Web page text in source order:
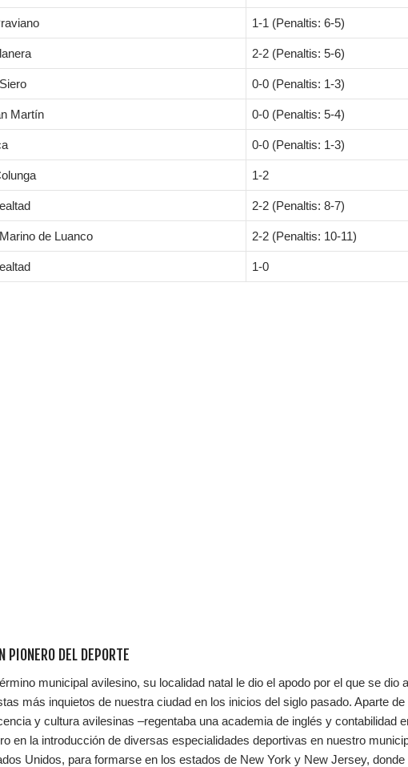
1-1 (Penaltis: 6-5)
2-2 (Penaltis: 5-6)
0-0 (Penaltis: 1-3)
Martín 0-0 (Penaltis: 5-4)
0-0 (Penaltis: 1-3)
1-2
2-2 (Penaltis: 8-7)
de Luanco 2-2 (Penaltis: 10-11)
1-0
PIONERO DEL DEPORTE
municipal avilesino, su localidad natal le dio el apodo por el que se dio
más inquietos de nuestra ciudad en los inicios del siglo pasado. Aparte
y cultura avilesinas –regentaba una academia de inglés y contabilidad
en la introducción de diversas especialidades deportivas en nuestro
Unidos, para formarse en los estados de New York y New Jersey, donde